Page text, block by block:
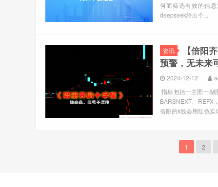
何而筛选有效的信
deepseek给出个...
资讯
【倍阳
预警，无未来
2024-12-12
指标包括一主图一副
BARSNEXT、REFX
倍阳的k线会用红色实
1 2